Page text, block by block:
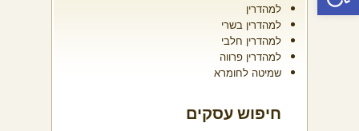
למהדרין
למהדרין בשרי
למהדרין חלבי
למהדרין פרווה
שמיטה לחומרא
חיפוש עסקים